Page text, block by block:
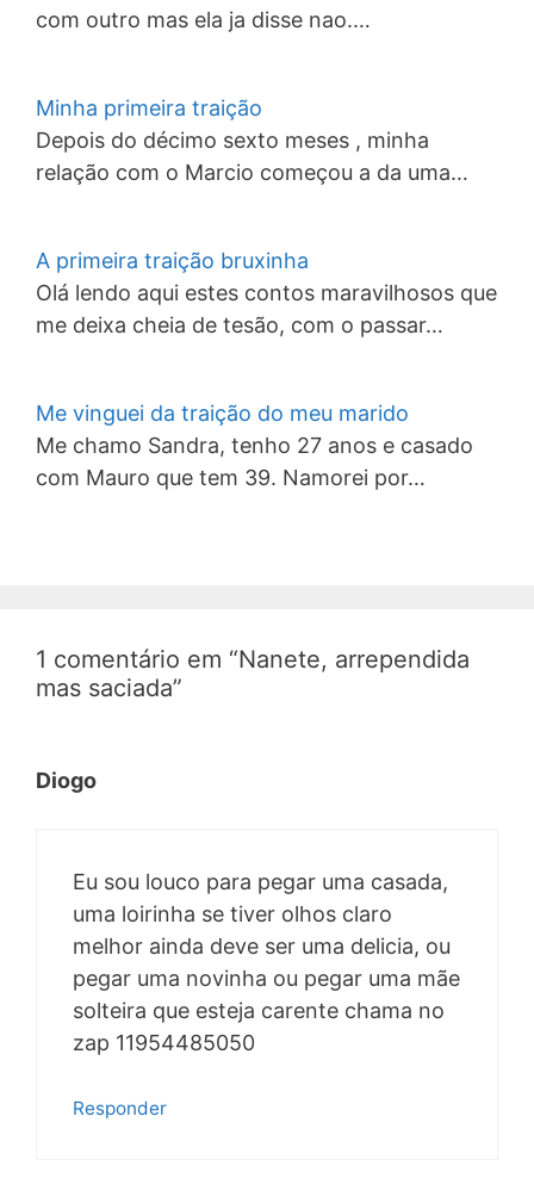
com outro mas ela ja disse nao.…
Minha primeira traição
Depois do décimo sexto meses , minha
relação com o Marcio começou a da uma…
A primeira traição bruxinha
Olá lendo aqui estes contos maravilhosos que
me deixa cheia de tesão, com o passar…
Me vinguei da traição do meu marido
Me chamo Sandra, tenho 27 anos e casado
com Mauro que tem 39. Namorei por…
1 comentário em “Nanete, arrependida
mas saciada”
Diogo
Eu sou louco para pegar uma casada,
uma loirinha se tiver olhos claro
melhor ainda deve ser uma delicia, ou
pegar uma novinha ou pegar uma mãe
solteira que esteja carente chama no
zap 11954485050
Responder